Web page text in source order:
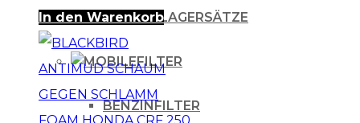
UMLENKLAGERSÄTZE
FILTER
BENZINFILTER
In den Warenkorb